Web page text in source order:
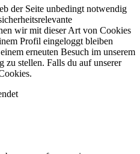
der Seite unbedingt notwendig
wir mit dieser Art von Cookies
Profil eingeloggt bleiben
erneuten Besuch im unserem
zu stellen. Falls du auf unserer